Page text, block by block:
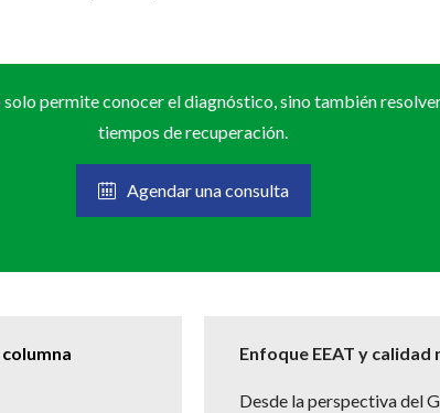
solo permite conocer el diagnóstico, sino también
tiempos de recuperación.
Agendar una consulta
Enfoque EEAT y calidad
Desde la perspectiva del